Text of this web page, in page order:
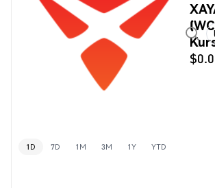
1D 7D 1M 3M 1Y YTD